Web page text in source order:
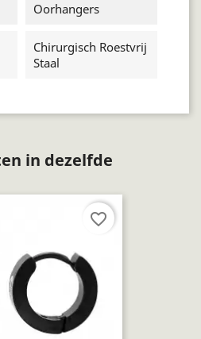
Oorhangers
Chirurgisch Roestvrij
Staal
in dezelfde
favorite_border